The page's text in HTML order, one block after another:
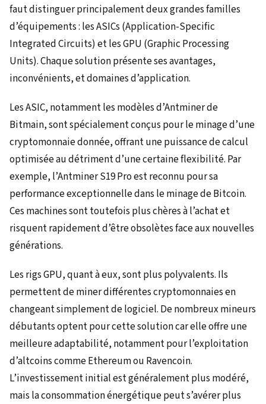
faut distinguer principalement deux grandes familles
d’équipements : les ASICs (Application-Specific
Integrated Circuits) et les GPU (Graphic Processing
Units). Chaque solution présente ses avantages,
inconvénients, et domaines d’application.
Les ASIC, notamment les modèles d’Antminer de
Bitmain, sont spécialement conçus pour le minage d’une
cryptomonnaie donnée, offrant une puissance de calcul
optimisée au détriment d’une certaine flexibilité. Par
exemple, l’Antminer S19 Pro est reconnu pour sa
performance exceptionnelle dans le minage de Bitcoin.
Ces machines sont toutefois plus chères à l’achat et
risquent rapidement d’être obsolètes face aux nouvelles
générations.
Les rigs GPU, quant à eux, sont plus polyvalents. Ils
permettent de miner différentes cryptomonnaies en
changeant simplement de logiciel. De nombreux mineurs
débutants optent pour cette solution car elle offre une
meilleure adaptabilité, notamment pour l’exploitation
d’altcoins comme Ethereum ou Ravencoin.
L’investissement initial est généralement plus modéré,
mais la consommation énergétique peut s’avérer plus